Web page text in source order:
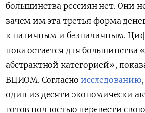
большинства россиян нет. Они
зачем им эта третья форма
к наличным и безналичным.
пока остается для большинства
абстрактной категорией»,
ВЦИОМ. Согласно исследованию
один из десяти экономически
готов полностью перевести